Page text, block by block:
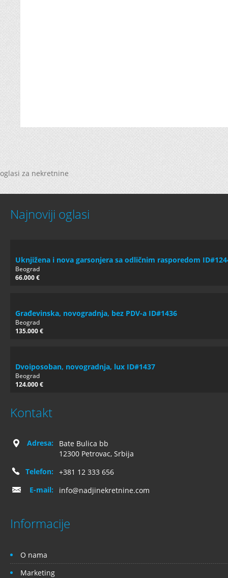
oglasi za nekretnine
Najnoviji oglasi
Uknjižena i nova garsonjera sa odličnim rasporedom
Beograd
66.000 €
Građevinska, novogradnja, bez PDV-a ID#1436
Beograd
135.000 €
Dvoiposoban, novogradnja, lux ID#1437
Beograd
124.000 €
Kontakt
Adresa:
Bate Bulica bb
12300 Petrovac, Srbija
Telefon:
+381 12 333 656
E-mail:
info@nadjinekretnine.com
Informacije
O nama
Marketing